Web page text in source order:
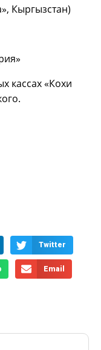
Кыргызстан)
«Кохи
Twitter
Email